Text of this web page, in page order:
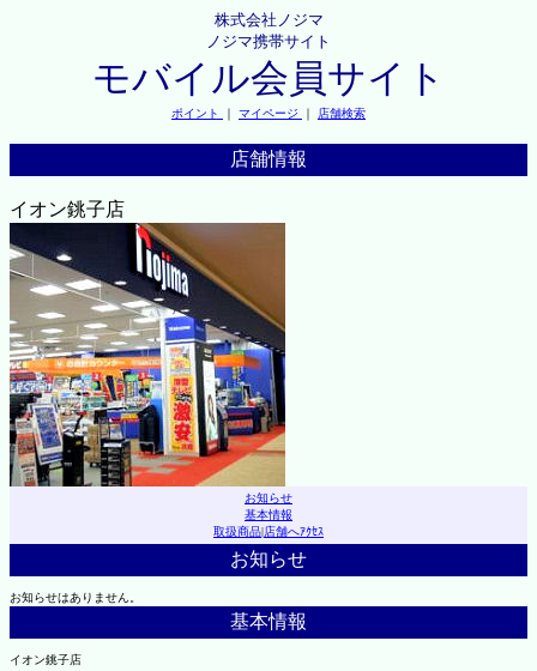
株式会社ノジマ
ノジマ携帯サイト
モバイル会員サイト
ポイント ｜ マイページ ｜ 店舗検索
店舗情報
イオン銚子店
お知らせ
基本情報
取扱商品|店舗へｱｸｾｽ
お知らせ
お知らせはありません。
基本情報
イオン銚子店